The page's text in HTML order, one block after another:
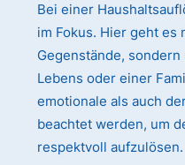
Bei einer
im Fokus. Hier geht es
Gegenstände,
Lebens oder einer
emotionale als auch
beachtet werden, um
respektvoll aufzulösen.